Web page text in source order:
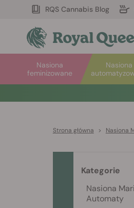
RQS Cannabis Blog
Nasiona
Nasiona
feminizowane
Strona główna > Nasiona
Kategorie
Nasiona
Automaty